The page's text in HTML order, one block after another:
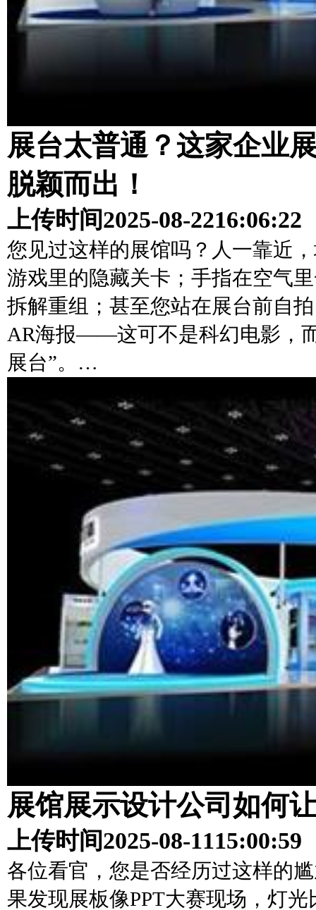
展台太普通？这家企业
脱颖而出！
上传时间2025-08-2216:06:22
您见过这样的展馆吗？人一靠近
游戏里的隐藏关卡；手指在空气
拆解重组；甚至您站在展台前自
AR海报——这可不是科幻电影，
展台”。…
展馆展示设计公司如何
上传时间2025-08-1115:00:59
各位看官，您是否经历过这样的
果发现展板像PPT大赛现场，灯